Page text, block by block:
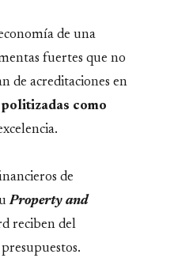
de una
fuertes que no
de acreditaciones en
politizadas como
de
Property and
reciben del